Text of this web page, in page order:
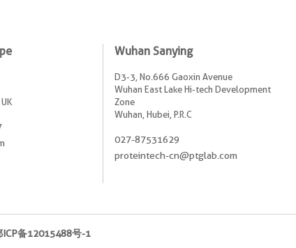
Wuhan Sanying
D3-3, No.666 Gaoxin Avenue
Wuhan East Lake Hi-tech Development
Zone
Wuhan, Hubei, P.R.C
027-87531629
proteintech-cn@ptglab.com
ICP备12015488号-1